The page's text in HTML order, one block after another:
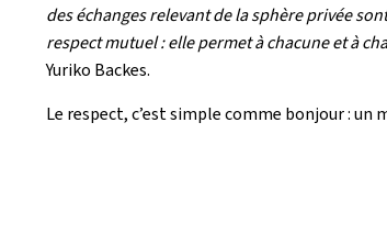
des échanges relevant de la sphère privée
respect mutuel : elle permet à chacune et à
Yuriko Backes.
Le respect, c’est simple comme bonjour :